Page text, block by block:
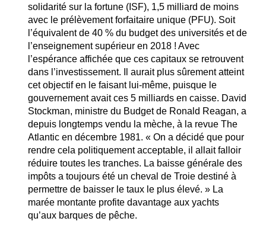
solidarité sur la fortune (ISF), 1,5 milliard de moins
avec le prélèvement forfaitaire unique (PFU). Soit
l’équivalent de 40 % du budget des universités et de
l’enseignement supérieur en 2018 ! Avec
l’espérance affichée que ces capitaux se retrouvent
dans l’investissement. Il aurait plus sûrement atteint
cet objectif en le faisant lui-même, puisque le
gouvernement avait ces 5 milliards en caisse. David
Stockman, ministre du Budget de Ronald Reagan, a
depuis longtemps vendu la mèche, à la revue The
Atlantic en décembre 1981. « On a décidé que pour
rendre cela politiquement acceptable, il allait falloir
réduire toutes les tranches. La baisse générale des
impôts a toujours été un cheval de Troie destiné à
permettre de baisser le taux le plus élevé. » La
marée montante profite davantage aux yachts
qu’aux barques de pêche.